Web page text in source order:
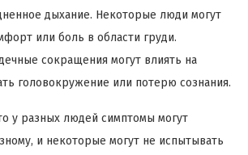
дыхание. Некоторые люди могут
или боль в области груди.
сокращения могут влиять на
головокружение или потерю сознания.
у разных людей симптомы могут
и некоторые могут не испытывать